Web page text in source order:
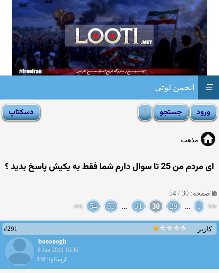
انجمن لوتی ☰
مذهب
ای مردم من 25 تا سوال دارم شما فقط به یکیش پاسخ بدید ؟
صفحه: 30 / 54
<<
1
...
29
30
31
...
53
54
>>
کاربر
#291
booooogh
8 Jun 2011 16:36
ارسالها: 130